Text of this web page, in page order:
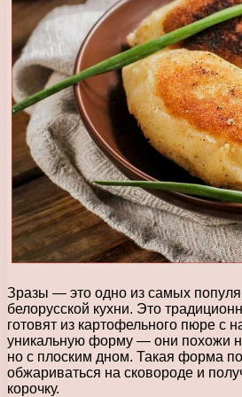
Зразы — это одно из самых
белорусской кухни. Это
готовят из картофельного пюре с
уникальную форму — они похожи
но с плоским дном. Такая форма
обжариваться на сковороде и
корочку.